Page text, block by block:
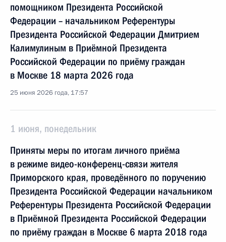
помощником Президента Российской
Федерации – начальником Референтуры
Президента Российской Федерации Дмитрием
Калимулиным в Приёмной Президента
Российской Федерации по приёму граждан
в Москве 18 марта 2026 года
25 июня 2026 года, 17:57
1 июня, понедельник
Приняты меры по итогам личного приёма
в режиме видео-конференц-связи жителя
Приморского края, проведённого по поручению
Президента Российской Федерации начальником
Референтуры Президента Российской Федерации
в Приёмной Президента Российской Федерации
по приёму граждан в Москве 6 марта 2018 года